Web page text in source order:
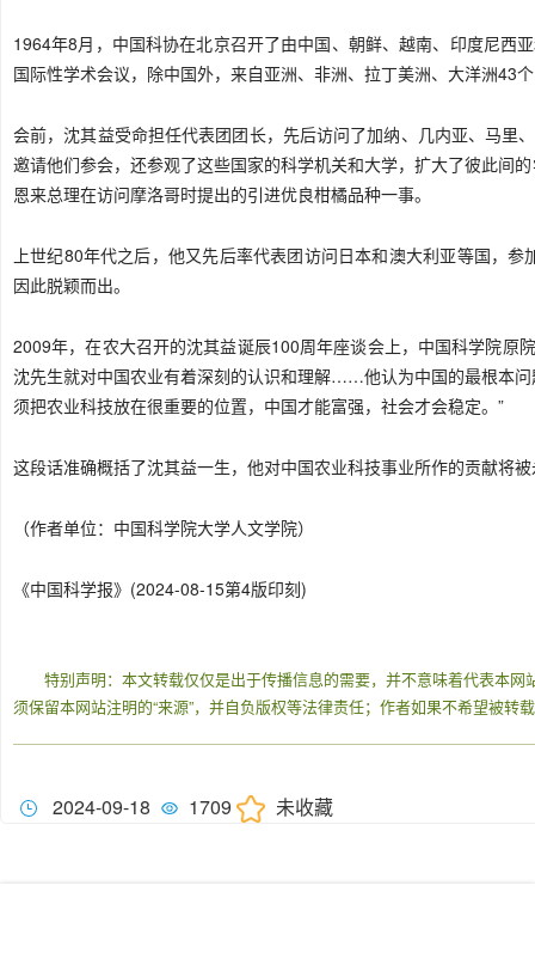
1964年8月，中国科协在北京召开了由中国、朝鲜、越南、印度尼西
国际性学术会议，除中国外，来自亚洲、非洲、拉丁美洲、大洋洲43
会前，沈其益受命担任代表团团长，先后访问了加纳、几内亚、马
邀请他们参会，还参观了这些国家的科学机关和大学，扩大了彼此间
恩来总理在访问摩洛哥时提出的引进优良柑橘品种一事。
上世纪80年代之后，他又先后率代表团访问日本和澳大利亚等国，
因此脱颖而出。
2009年，在农大召开的沈其益诞辰100周年座谈会上，中国科学院原
沈先生就对中国农业有着深刻的认识和理解……他认为中国的最根本
须把农业科技放在很重要的位置，中国才能富强，社会才会稳定。”
这段话准确概括了沈其益一生，他对中国农业科技事业所作的贡献将
（作者单位：中国科学院大学人文学院）
《中国科学报》(2024-08-15第4版印刻)
特别声明：本文转载仅仅是出于传播信息的需要，并不意味着代表本
须保留本网站注明的“来源”，并自负版权等法律责任；作者如果不希望被转
2024-09-18 1709 未收藏